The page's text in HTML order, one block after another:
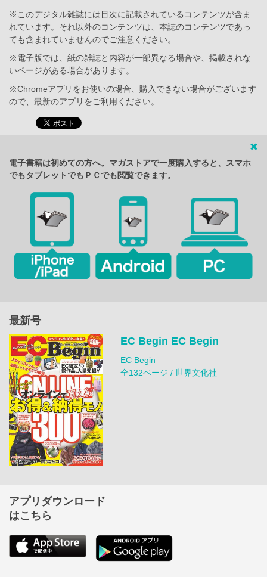
※このデジタル雑誌には目次に記載されているコンテンツが含ま
れています。それ以外のコンテンツは、本誌のコンテンツであっ
ても含まれていませんのでご注意ください。
※電子版では、紙の雑誌と内容が一部異なる場合や、掲載されな
いページがある場合があります。
※Chromeアプリをお使いの場合、購入できない場合がございます
ので、最新のアプリをご利用ください。
電子書籍は初めての方へ。マガストアで一度購入すると、スマホ
でもタブレットでもＰＣでも閲覧できます。
最新号
EC Begin EC Begin
EC Begin
全132ページ / 世界文化社
アプリダウンロード
はこちら